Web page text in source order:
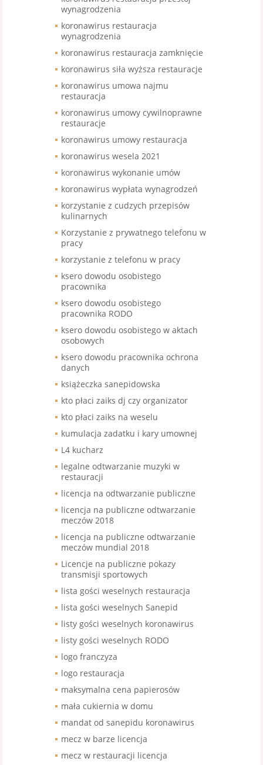
wynagrodzenia
koronawirus restauracja
wynagrodzenia
koronawirus restauracja zamknięcie
koronawirus siła wyższa restauracje
koronawirus umowa najmu
restauracja
koronawirus umowy cywilnoprawne
restauracje
koronawirus umowy restauracja
koronawirus wesela 2021
koronawirus wykonanie umów
koronawirus wypłata wynagrodzeń
korzystanie z cudzych przepisów
kulinarnych
Korzystanie z prywatnego telefonu w
pracy
korzystanie z telefonu w pracy
ksero dowodu osobistego
pracownika
ksero dowodu osobistego
pracownika RODO
ksero dowodu osobistego w aktach
osobowych
ksero dowodu pracownika ochrona
danych
książeczka sanepidowska
kto płaci zaiks dj czy organizator
kto płaci zaiks na weselu
kumulacja zadatku i kary umownej
L4 kucharz
legalne odtwarzanie muzyki w
restauracji
licencja na odtwarzanie publiczne
licencja na publiczne odtwarzanie
meczów 2018
licencja na publiczne odtwarzanie
meczów mundial 2018
Licencje na publiczne pokazy
transmisji sportowych
lista gości weselnych restauracja
lista gości weselnych Sanepid
listy gości weselnych koronawirus
listy gości weselnych RODO
logo franczyza
logo restauracja
maksymalna cena papierosów
mała cukiernia w domu
mandat od sanepidu koronawirus
mecz w barze licencja
mecz w restauracji licencja